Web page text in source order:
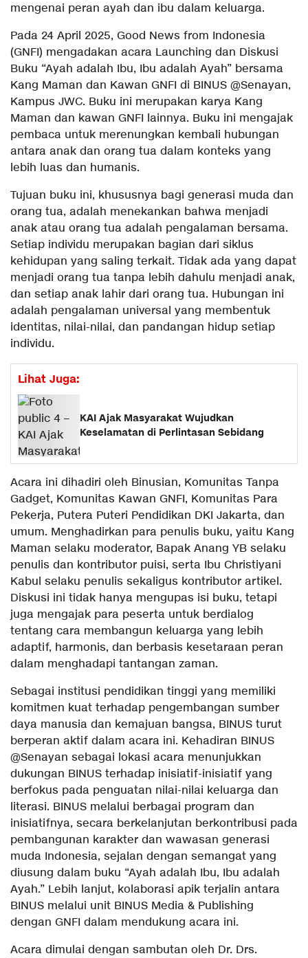
mengenai peran ayah dan ibu dalam keluarga.
Pada 24 April 2025, Good News from Indonesia
(GNFI) mengadakan acara Launching dan Diskusi
Buku “Ayah adalah Ibu, Ibu adalah Ayah” bersama
Kang Maman dan Kawan GNFI di BINUS @Senayan,
Kampus JWC. Buku ini merupakan karya Kang
Maman dan kawan GNFI lainnya. Buku ini mengajak
pembaca untuk merenungkan kembali hubungan
antara anak dan orang tua dalam konteks yang
lebih luas dan humanis.
Tujuan buku ini, khususnya bagi generasi muda dan
orang tua, adalah menekankan bahwa menjadi
anak atau orang tua adalah pengalaman bersama.
Setiap individu merupakan bagian dari siklus
kehidupan yang saling terkait. Tidak ada yang dapat
menjadi orang tua tanpa lebih dahulu menjadi anak,
dan setiap anak lahir dari orang tua. Hubungan ini
adalah pengalaman universal yang membentuk
identitas, nilai-nilai, dan pandangan hidup setiap
individu.
Lihat Juga:
KAI Ajak Masyarakat Wujudkan
Keselamatan di Perlintasan Sebidang
Acara ini dihadiri oleh Binusian, Komunitas Tanpa
Gadget, Komunitas Kawan GNFI, Komunitas Para
Pekerja, Putera Puteri Pendidikan DKI Jakarta, dan
umum. Menghadirkan para penulis buku, yaitu Kang
Maman selaku moderator, Bapak Anang YB selaku
penulis dan kontributor puisi, serta Ibu Christiyani
Kabul selaku penulis sekaligus kontributor artikel.
Diskusi ini tidak hanya mengupas isi buku, tetapi
juga mengajak para peserta untuk berdialog
tentang cara membangun keluarga yang lebih
adaptif, harmonis, dan berbasis kesetaraan peran
dalam menghadapi tantangan zaman.
Sebagai institusi pendidikan tinggi yang memiliki
komitmen kuat terhadap pengembangan sumber
daya manusia dan kemajuan bangsa, BINUS turut
berperan aktif dalam acara ini. Kehadiran BINUS
@Senayan sebagai lokasi acara menunjukkan
dukungan BINUS terhadap inisiatif-inisiatif yang
berfokus pada penguatan nilai-nilai keluarga dan
literasi. BINUS melalui berbagai program dan
inisiatifnya, secara berkelanjutan berkontribusi pada
pembangunan karakter dan wawasan generasi
muda Indonesia, sejalan dengan semangat yang
diusung dalam buku “Ayah adalah Ibu, Ibu adalah
Ayah.” Lebih lanjut, kolaborasi apik terjalin antara
BINUS melalui unit BINUS Media & Publishing
dengan GNFI dalam mendukung acara ini.
Acara dimulai dengan sambutan oleh Dr. Drs.